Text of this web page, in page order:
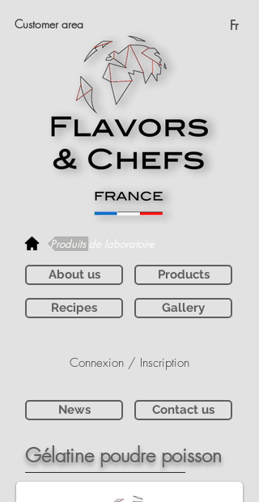
Fr
Customer area
Produits de laboratoire
About us
Recipes
Products
Gallery
Connexion / Inscription
News Contact us
Gélatine poudre poisson